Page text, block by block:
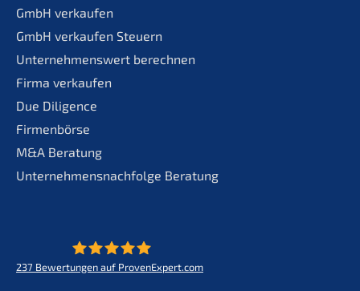
GmbH verkaufen
GmbH verkaufen Steuern
Unternehmenswert berechnen
Firma verkaufen
Due Diligence
Firmenbörse
M&A Beratung
Unternehmensnachfolge Beratung
237 Bewertungen auf ProvenExpert.com